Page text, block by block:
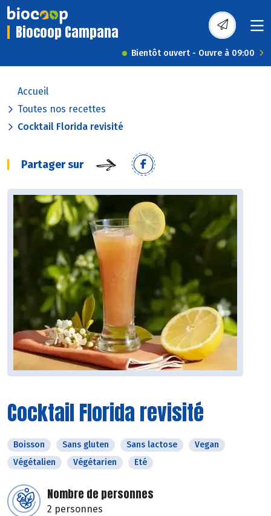
Biocoop Campana
Bientôt ouvert - Ouvre à 09:00
Accueil
Toutes nos recettes
Cocktail Florida revisité
Partager sur
Cocktail Florida revisité
Boisson Sans gluten Sans lactose
Vegan
Végétalien
Végétarien Eté
Nombre de personnes
2 personnes